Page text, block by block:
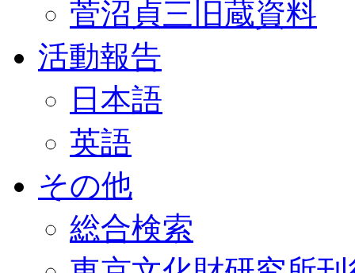
菅沼貞三旧蔵資料
活動報告
日本語
英語
その他
総合検索